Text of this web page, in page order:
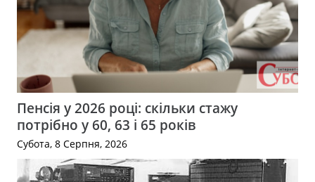
Пенсія у 2026 році: скільки стажу
потрібно у 60, 63 і 65 років
Субота, 8 Серпня, 2026